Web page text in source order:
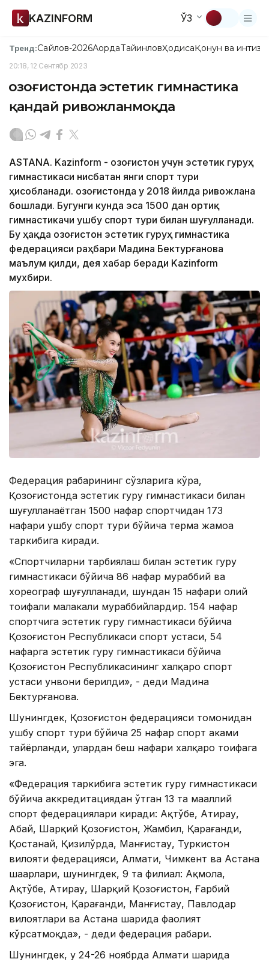
KAZINFORM ЎЗ
Тренд:Сайлов-2026АқордаТайинловҲодисаҚонун ва
20:18, 12 Сентябр 2023
Қозоғистонда эстетик гимнастика
қандай ривожланмоқда
ASTANA. Kazinform - Қозоғистон учун эстетик гуруҳ
гимнастикаси нисбатан янги спорт тури
ҳисобланади. Қозоғистонда у 2018 йилда ривожлана
бошлади. Бугунги кунда эса 1500 дан ортиқ
гимнастикачи ушбу спорт тури билан шуғулланади.
Бу ҳақда Қозоғистон эстетик гуруҳ гимнастика
федерацияси раҳбари Мадина Бектурғанова
маълум қилди, дея хабар беради Kazinform
мухбири.
Федерация раҳбарининг сўзларига кўра,
Қозоғистонда эстетик гуруҳ гимнастикаси билан
шуғулланаётган 1500 нафар спортчидан 173
нафари ушбу спорт тури бўйича терма жамоа
таркибига киради.
«Спортчиларни тарбиялаш билан эстетик гуруҳ
гимнастикаси бўйича 86 нафар мураббий ва
хореограф шуғулланади, шундан 15 нафари олий
тоифали малакали мураббийлардир. 154 нафар
спортчига эстетик гуруҳ гимнастикаси бўйича
Қозоғистон Республикаси спорт устаси, 54
нафарга эстетик гуруҳ гимнастикаси бўйича
Қозоғистон Республикасининг халқаро спорт
устаси унвони берилди», - деди Мадина
Бектурғанова.
Шунингдек, Қозоғистон федерацияси томонидан
ушбу спорт тури бўйича 25 нафар спорт ҳаками
тайёрланди, улардан беш нафари халқаро тоифага
эга.
«Федерация таркибига эстетик гуруҳ гимнастикаси
бўйича аккредитациядан ўтган 13 та маҳаллий
спорт федерациялари киради: Ақтўбе, Атирау,
Абай, Шарқий Қозоғистон, Жамбил, Қарағанди,
Қостанай, Қизилўрда, Манғистау, Туркистон
вилояти федерацияси, Алмати, Чимкент ва Астана
шаҳарлари, шунингдек, 9 та филиал: Ақмола,
Ақтўбе, Атирау, Шарқий Қозоғистон, Ғарбий
Қозоғистон, Қарағанди, Манғистау, Павлодар
вилоятлари ва Астана шаҳрида фаолият
кўрсатмоқда», - деди федерация раҳбари.
Шунингдек, у 24-26 ноябрда Алмати шаҳрида